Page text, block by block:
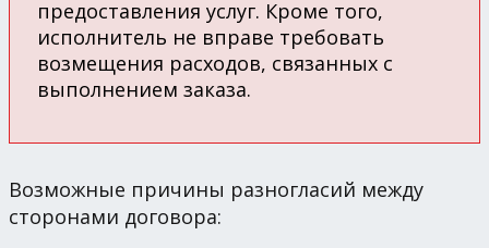
предоставления услуг. Кроме того,
исполнитель не вправе требовать
возмещения расходов, связанных с
выполнением заказа.
Возможные причины разногласий между
сторонами договора: